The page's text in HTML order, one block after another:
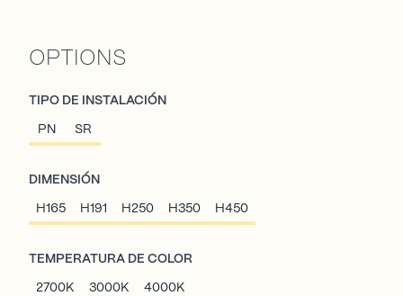
OPTIONS
TIPO DE INSTALACIÓN
PN SR
DIMENSIÓN
H165 H191 H250 H350 H450
TEMPERATURA DE COLOR
2700K 3000K 4000K